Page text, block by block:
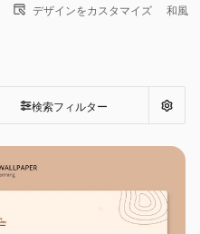
デザインをカスタマイズ 和風
検索フィルター